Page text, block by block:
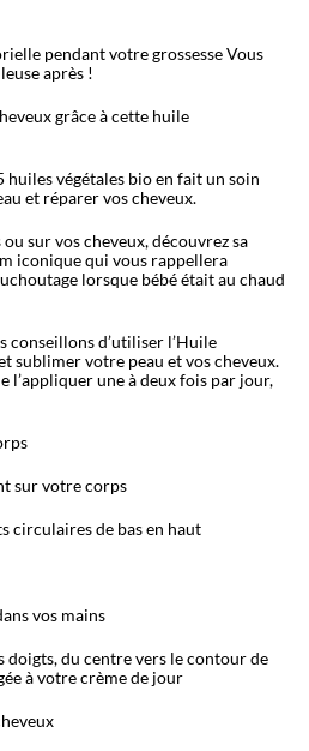
pendant votre grossesse Vous
après !
grâce à cette huile
huiles végétales bio en fait un soin
et réparer vos cheveux.
sur vos cheveux, découvrez sa
iconique qui vous rappellera
lorsque bébé était au chaud
conseillons d’utiliser l’Huile
sublimer votre peau et vos cheveux.
l’appliquer une à deux fois par jour,
sur votre corps
circulaires de bas en haut
vos mains
doigts, du centre vers le contour de
à votre crème de jour